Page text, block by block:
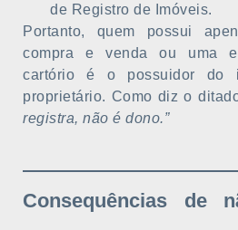
de Registro de Imóveis.
Portanto, quem possui
compra e venda ou uma
cartório é o possuidor do
proprietário. Como diz o
registra, não é dono.”
Consequências de